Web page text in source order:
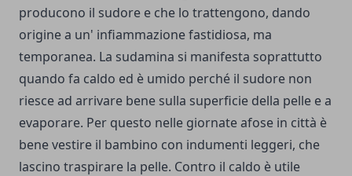
producono il sudore e che lo trattengono, dando
origine a un' infiammazione fastidiosa, ma
temporanea. La sudamina si manifesta soprattutto
quando fa caldo ed è umido perché il sudore non
riesce ad arrivare bene sulla superficie della pelle e a
evaporare. Per questo nelle giornate afose in città è
bene vestire il bambino con indumenti leggeri, che
lascino traspirare la pelle. Contro il caldo è utile